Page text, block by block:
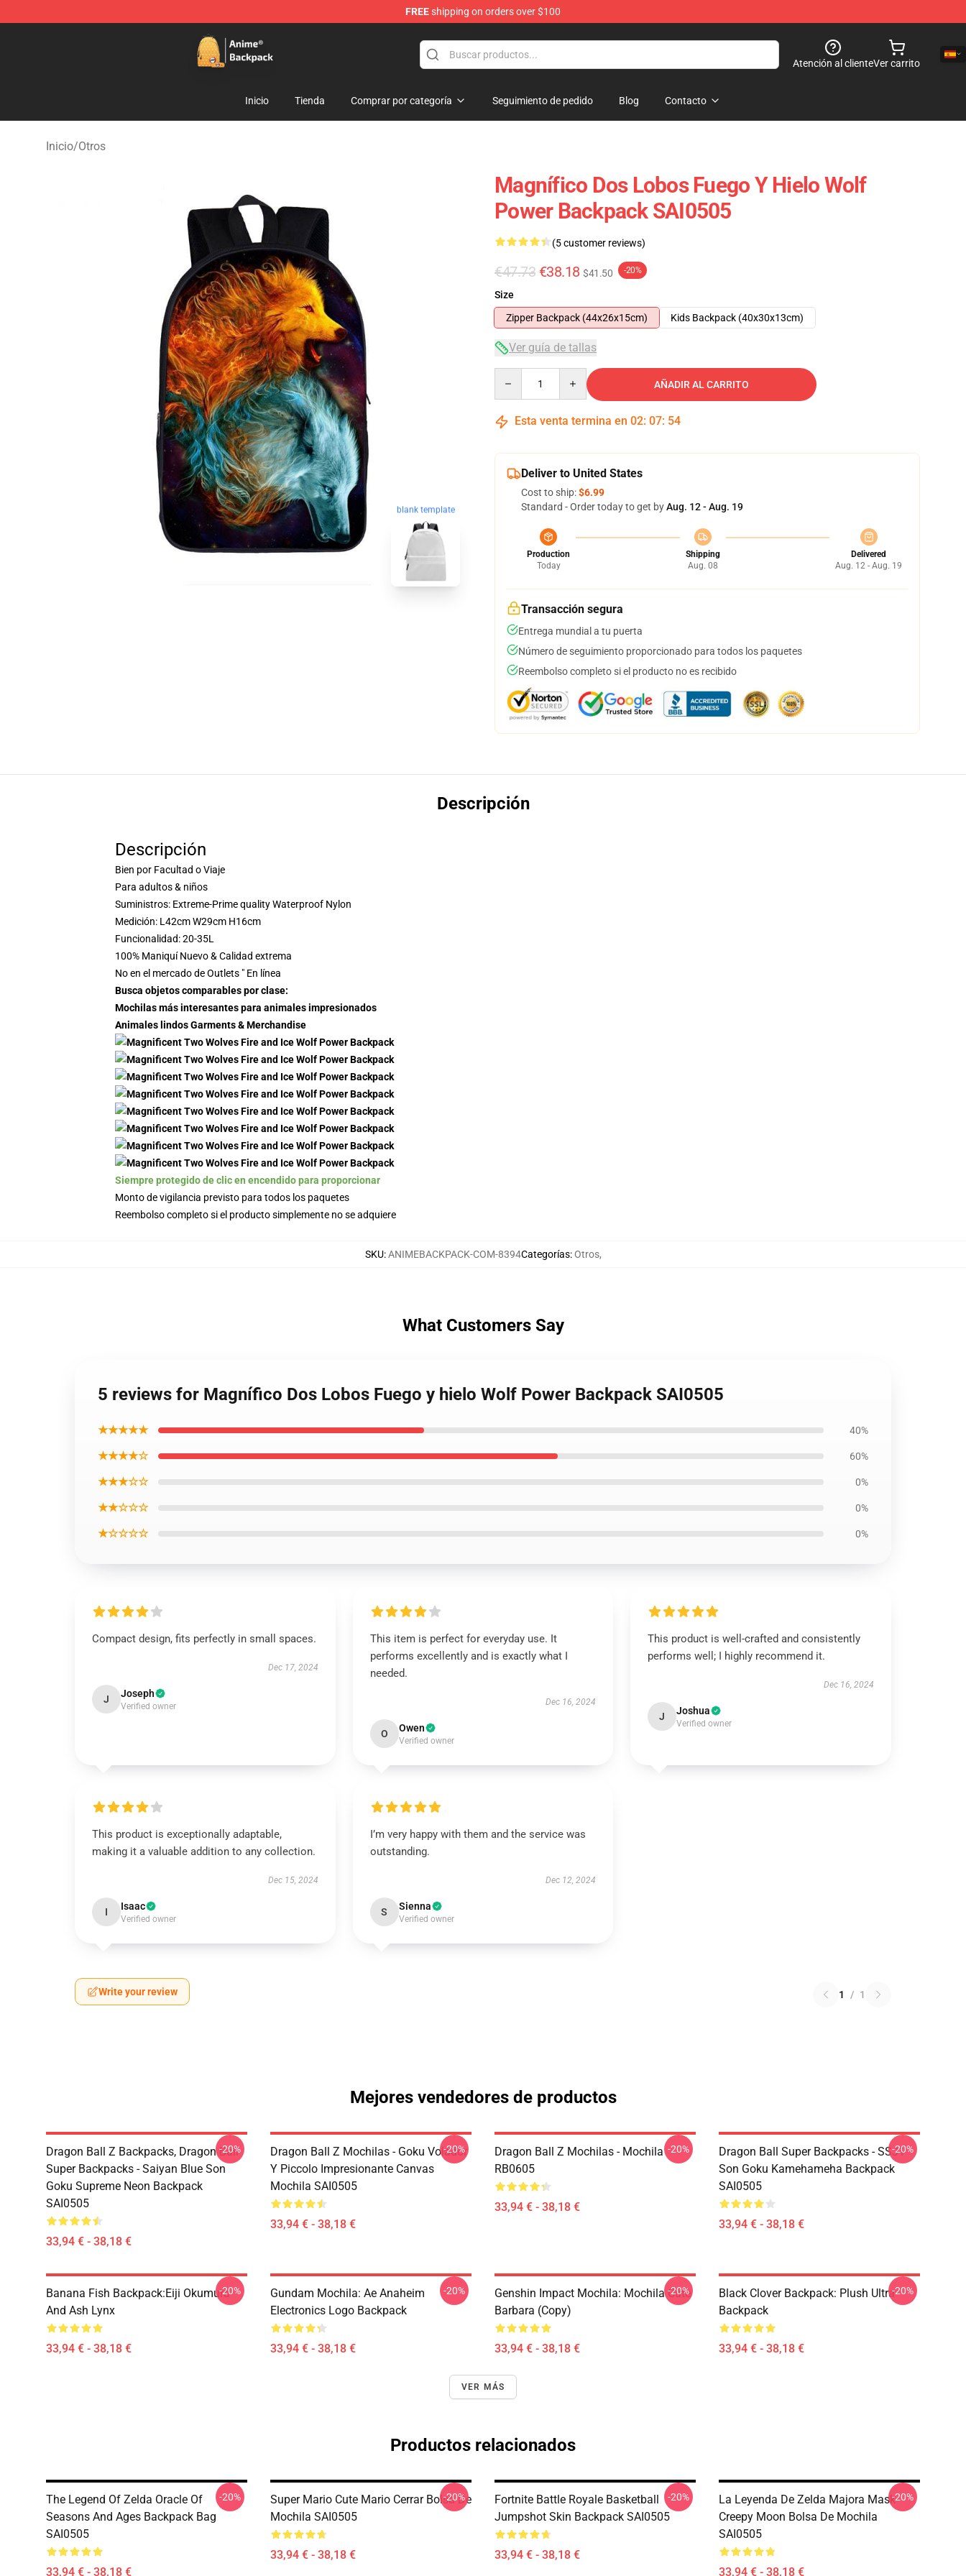
FREEshipping on orders over $100
Anime Backpack Shop - Official Anime Backpack Store for Anime Fans
Atención al clienteVer carrito
Inicio Tienda Comprar por categoría Seguimiento de pedido Blog Contacto
Inicio/Otros
blank template
Magnífico Dos Lobos Fuego Y Hielo Wolf
Power Backpack SAI0505
(5 customer reviews)
€47.73 €38.18 $41.50 -20%
Size
Zipper Backpack (44x26x15cm)
Kids Backpack (40x30x13cm)
Ver guía de tallas
AÑADIR AL CARRITO
Esta venta termina en 02: 07: 53
Deliver to United States
Cost to ship:$6.99
Standard - Order today to get byAug. 12 - Aug. 19
Production
Today
Shipping
Aug. 08
Delivered
Aug. 12 - Aug. 19
Transacción segura
Entrega mundial a tu puerta
Número de seguimiento proporcionado para todos los paquetes
Reembolso completo si el producto no es recibido
Descripción
Descripción
Bien por Facultad o Viaje
Para adultos & niños
Suministros: Extreme-Prime quality Waterproof Nylon
Medición: L42cm W29cm H16cm
Funcionalidad: 20-35L
100% Maniquí Nuevo & Calidad extrema
No en el mercado de Outlets " En línea
Busca objetos comparables por clase:
Mochilas más interesantes para animales impresionados
Animales lindos Garments & Merchandise
Siempre protegido de clic en encendido para proporcionar
Monto de vigilancia previsto para todos los paquetes
Reembolso completo si el producto simplemente no se adquiere
SKU:ANIMEBACKPACK-COM-8394Categorías:Otros,
What Customers Say
5 reviews for Magnífico Dos Lobos Fuego y hielo Wolf Power Backpack SAI0505
★★★★★ 40%
★★★★☆ 60%
★★★☆☆ 0%
★★☆☆☆ 0%
★☆☆☆☆ 0%
Compact design, fits perfectly in small spaces.
Dec 17, 2024
J Joseph
Verified owner
This item is perfect for everyday use. It
performs excellently and is exactly what I
needed.
Dec 16, 2024
O Owen
Verified owner
This product is well-crafted and consistently
performs well; I highly recommend it.
Dec 16, 2024
J Joshua
Verified owner
This product is exceptionally adaptable,
making it a valuable addition to any collection.
Dec 15, 2024
I Isaac
Verified owner
I’m very happy with them and the service was
outstanding.
Dec 12, 2024
S Sienna
Verified owner
Write your review 1 / 1
Mejores vendedores de productos
Dragon Ball Z Backpacks, Dragon Ball
Super Backpacks - Saiyan Blue Son
Goku Supreme Neon Backpack
SAI0505
33,94 € - 38,18 €
-20%
Dragon Ball Z Mochilas - Goku Volador
Y Piccolo Impresionante Canvas
Mochila SAI0505
33,94 € - 38,18 €
-20%
Dragon Ball Z Mochilas - Mochila
RB0605
33,94 € - 38,18 €
-20%
Dragon Ball Super Backpacks - SSJ1
Son Goku Kamehameha Backpack
SAI0505
33,94 € - 38,18 €
-20%
Banana Fish Backpack:Eiji Okumura
And Ash Lynx
33,94 € - 38,18 €
-20%
Gundam Mochila: Ae Anaheim
Electronics Logo Backpack
33,94 € - 38,18 €
-20%
Genshin Impact Mochila: Mochila Cute
Barbara (Copy)
33,94 € - 38,18 €
-20%
Black Clover Backpack: Plush Ultra
Backpack
33,94 € - 38,18 €
-20%
VER MÁS
Productos relacionados
The Legend Of Zelda Oracle Of
Seasons And Ages Backpack Bag
SAI0505
33,94 € - 38,18 €
-20%
Super Mario Cute Mario Cerrar Bolsa De
Mochila SAI0505
33,94 € - 38,18 €
-20%
Fortnite Battle Royale Basketball
Jumpshot Skin Backpack SAI0505
33,94 € - 38,18 €
-20%
La Leyenda De Zelda Majora Mask
Creepy Moon Bolsa De Mochila
SAI0505
33,94 € - 38,18 €
-20%